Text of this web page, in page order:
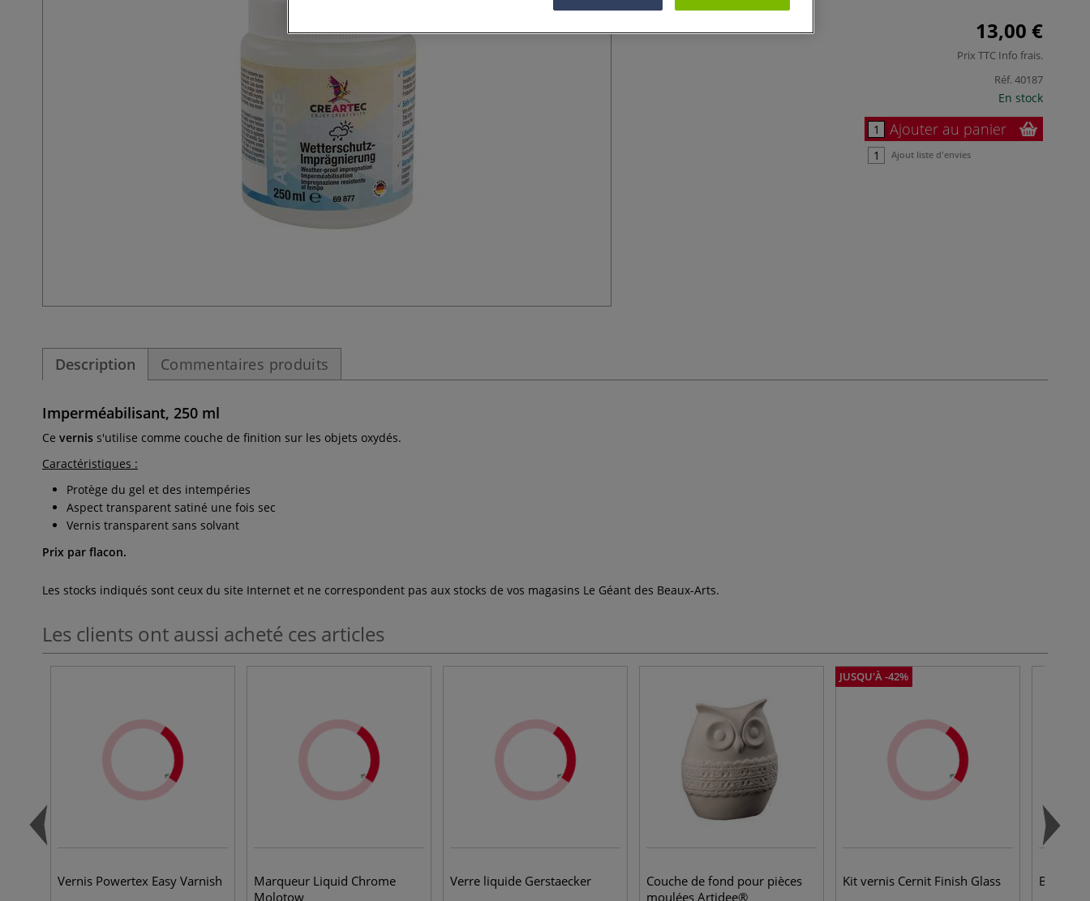
13,00 €
Prix TTC Info frais.
Réf.40187
En stock
Ajouter au panier
Ajout liste d'envies
Description Commentaires produits
Imperméabilisant, 250 ml
Ce vernis s'utilise comme couche de finition sur les objets oxydés.
Caractéristiques :
Protège du gel et des intempéries
Aspect transparent satiné une fois sec
Vernis transparent sans solvant
Prix par flacon.
Les stocks indiqués sont ceux du site Internet et ne correspondent pas aux stocks de vos magasins Le Géant des Beaux-Arts.
Les clients ont aussi acheté ces articles
Vernis Powertex Easy Varnish
Marqueur Liquid Chrome
Molotow
Verre liquide Gerstaecker
Couche de fond pour pièces
moulées Artidee®
JUSQU'À -42%
Kit vernis Cernit Finish Glass Burner